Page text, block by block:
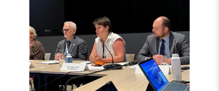
Haag
til
«People
First»"